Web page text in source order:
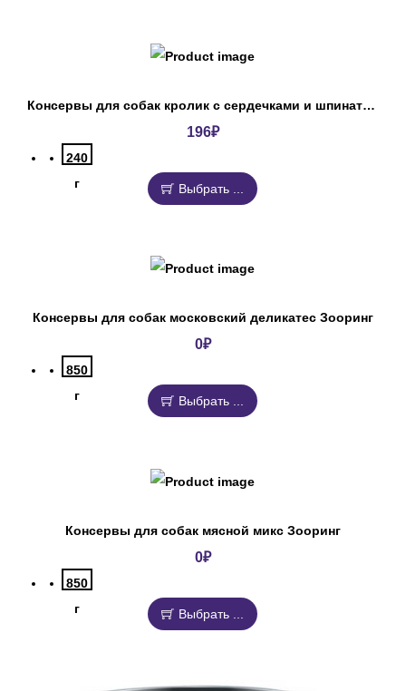
Консервы для собак кролик с сердечками и шпинатом Деревенские лакомства
196₽
240
г
Выбрать ...
Консервы для собак московский деликатес Зооринг
0₽
850
г
Выбрать ...
Консервы для собак мясной микс Зооринг
0₽
850
г
Выбрать ...